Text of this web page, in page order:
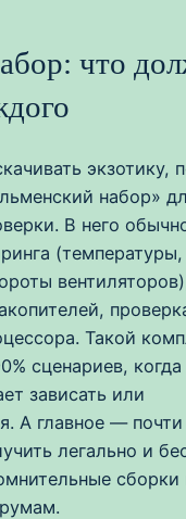
что
экзотику,
набор»
В него
(температуры,
Такой
сценариев,
зависать или
А главное — почти
легально и
сборки